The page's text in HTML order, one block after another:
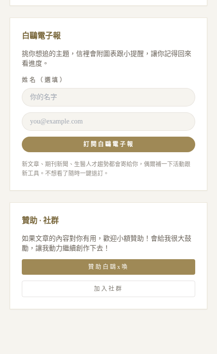
白鷗電子報
挑你想追的主題，信裡會附圖表跟小提醒，讓你記得回來
看進度。
姓名（選填）
訂閱白鷗電子報
新文章、期刊新聞、生醫人才趨勢都會寄給你，偶爾補一下活動跟
新工具。不想看了隨時一鍵退訂。
贊助 · 社群
如果文章的內容對你有用，歡迎小額贊助！會給我很大鼓
勵，讓我動力繼續創作下去！
贊助白鷗x喚
加入社群